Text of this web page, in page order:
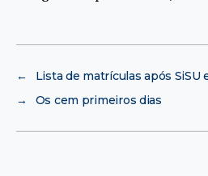
←
Lista de matrículas após SiSU
→
Os cem primeiros dias